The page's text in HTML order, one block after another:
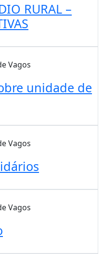
RURAL –
Vagos
unidade de
Vagos
Vagos